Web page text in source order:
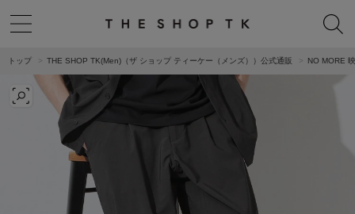
トップ THE SHOP TK(Men)（ザ ショップ ティーケー（メンズ））公式通販 NO MORE